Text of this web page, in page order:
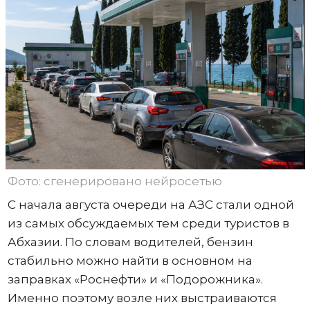
Фото: сгенерировано нейросетью
С начала августа очереди на АЗС стали одной
из самых обсуждаемых тем среди туристов в
Абхазии. По словам водителей, бензин
стабильно можно найти в основном на
заправках «Роснефти» и «Подорожника».
Именно поэтому возле них выстраиваются